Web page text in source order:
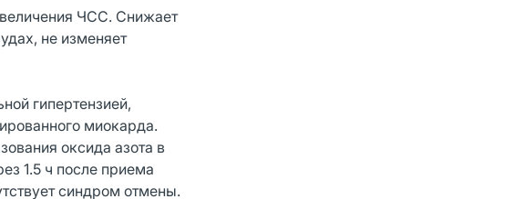
ЧСС. Снижает
не изменяет
гипертензией,
миокарда.
оксида азота в
1.5 ч после приема
синдром отмены.